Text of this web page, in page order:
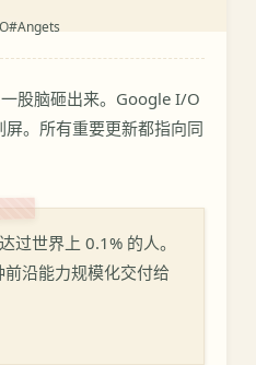
#Angets
股脑砸出来。Google I/O
屏。所有重要更新都指向同
过世界上 0.1% 的人。
沿能力规模化交付给